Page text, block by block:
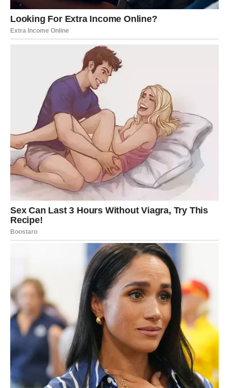
RAFAELO OBLATNE…Moja prijateljica je dugo čuvala
ovaj tajni recept za najukusnije oblatne, sada ga rado
dijelim sa vama…
Ispitala sam široku lepezu recepata s kokosom; usprkos
tome, još nisam naišla na jedan koji bi podsjećao na ovu
specifičnu varijaciju.